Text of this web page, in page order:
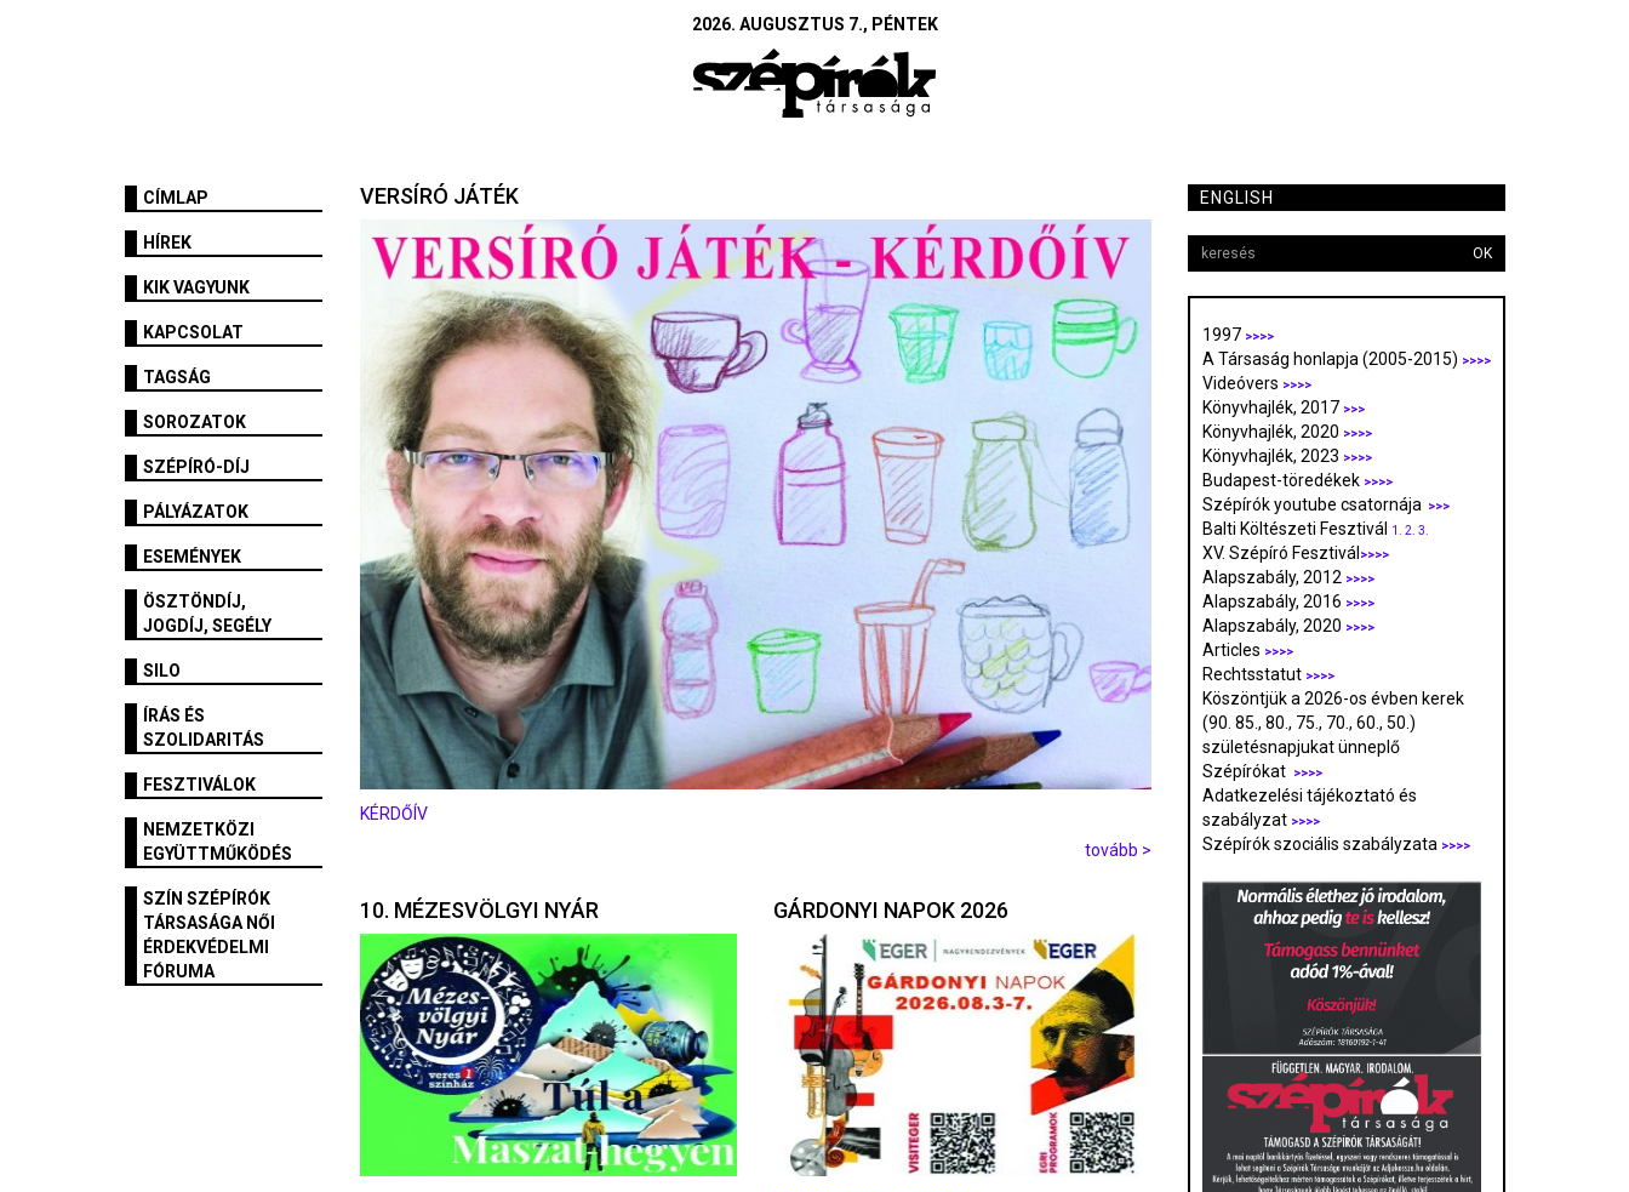
2026. AUGUSZTUS 7., PÉNTEK
CÍMLAP
HÍREK
KIK VAGYUNK
KAPCSOLAT
TAGSÁG
SOROZATOK
SZÉPÍRÓ-DÍJ
PÁLYÁZATOK
ESEMÉNYEK
ÖSZTÖNDÍJ,
JOGDÍJ, SEGÉLY
SILO
ÍRÁS ÉS
SZOLIDARITÁS
FESZTIVÁLOK
NEMZETKÖZI
EGYÜTTMŰKÖDÉS
SZÍN SZÉPÍRÓK
TÁRSASÁGA NŐI
ÉRDEKVÉDELMI
FÓRUMA
VERSÍRÓ JÁTÉK
KÉRDŐÍV
tovább >
10. MÉZESVÖLGYI NYÁR GÁRDONYI NAPOK 2026
ENGLISH
OK
1997 >>>>
A Társaság honlapja (2005-2015) >>>>
Videóvers >>>>
Könyvhajlék, 2017 >>>
Könyvhajlék, 2020 >>>>
Könyvhajlék, 2023 >>>>
Budapest-töredékek >>>>
Szépírók youtube csatornája >>>
Balti Költészeti Fesztivál 1. 2. 3.
XV. Szépíró Fesztivál >>>>
Alapszabály, 2012 >>>>
Alapszabály, 2016 >>>>
Alapszabály, 2020 >>>>
Articles >>>>
Rechtsstatut >>>>
Köszöntjük a 2026-os évben kerek
(90. 85., 80., 75., 70., 60., 50.)
születésnapjukat ünneplő
Szépírókat
>>>>
Adatkezelési tájékoztató és
szabályzat >>>>
Szépírók szociális szabályzata >>>>